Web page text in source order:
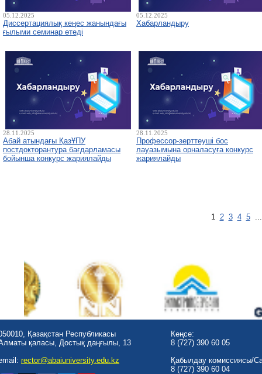
05.12.2025
Диссертациялық кеңес жанындағы
ғылыми семинар өтеді
05.12.2025
Хабарландыру
28.11.2025
Абай атындағы ҚазҰПУ
постдокторантура бағдарламасы
бойынша конкурс жариялайды
28.11.2025
Профессор-зерттеуші бос
лауазымына орналасуға конкурс
жариялайды
1 2 3 4 5
Қазақстан Республикасы
қаласы, Достық даңғылы, 13
rector@abaiuniversity.edu.kz
Кеңсе:
8 (727) 390 60 05
Қабылдау комиссиясы/
8 (727) 390 60 04